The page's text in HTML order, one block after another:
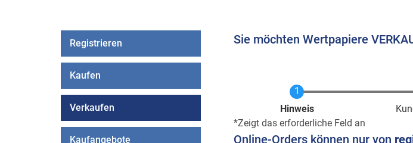
Sie möchten Wertpapiere
Aktuell
Hinweis
Zeigt das erforderliche Feld an
Online-Orders können nur von
Registrieren
Kaufen
Verkaufen
Kaufangebote